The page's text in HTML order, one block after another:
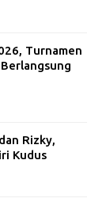
Turnamen
Rizky,
Kudus